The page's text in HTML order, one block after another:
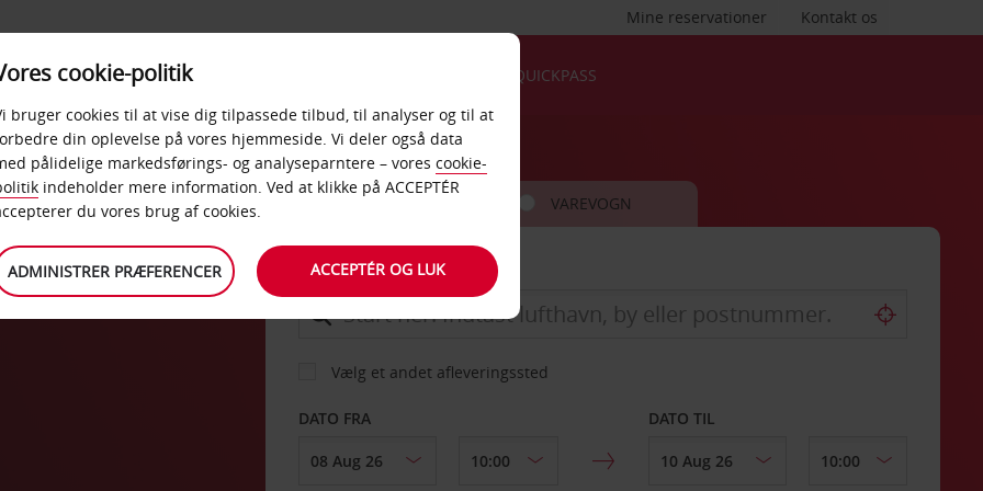
Kontakt os
Mine reservationer
PRODUKTER &
KONTORER
QUICKPASS
BIL VAREVOGN
AFHENT FRA
Vælg et andet afleveringssted
DATO FRA DATO TIL
cookie-politik
bruger cookies til at vise dig tilpassede tilbud, til analyser og til at
din oplevelse på vores hjemmeside. Vi deler også data
pålidelige markedsførings- og analyseparntere – vores cookie-
indeholder mere information. Ved at klikke på ACCEPTÉR
du vores brug af cookies.
ADMINISTRER PRÆFERENCER ACCEPTÉR OG LUK